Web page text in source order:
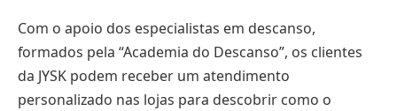
Com o apoio dos especialistas em descanso,
formados pela “Academia do Descanso”, os clientes
da JYSK podem receber um atendimento
personalizado nas lojas para descobrir como o